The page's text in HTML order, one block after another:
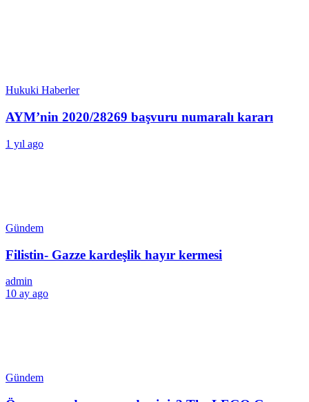
Hukuki Haberler
AYM’nin 2020/28269 başvuru numaralı kararı
1 yıl ago
Gündem
Filistin- Gazze kardeşlik hayır kermesi
admin
10 ay ago
Gündem